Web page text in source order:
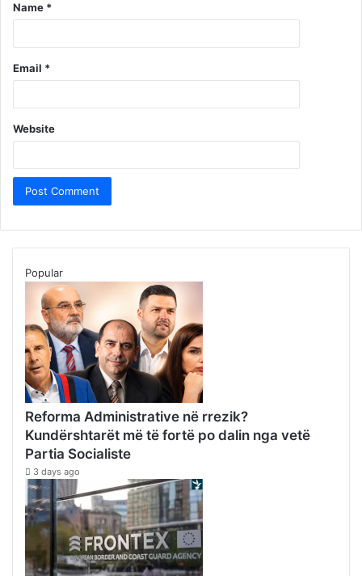
Name *
Email *
Website
Popular
Reforma Administrative në rrezik?
Kundërshtarët më të fortë po dalin nga vetë
Partia Socialiste
3 days ago